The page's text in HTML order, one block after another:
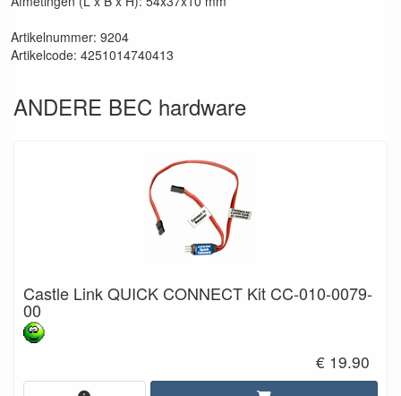
Artikelnummer: 9204
Artikelcode: 4251014740413
ANDERE BEC hardware
Castle Link QUICK CONNECT Kit CC-010-0079-
00
€ 19.90